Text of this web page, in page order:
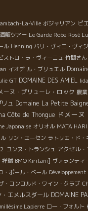
La-Ville ボジャリアン ピ
販ツアー Le Garde Robe Rosé
ル Henning パリ・ヴィニ・ヴィ
ストロ・ラ・ヴィーニュ 竹間さん
イオデ ル・ブリュエル
GT DOMAINE DES AMIEL
ーヌ・プリューレ・ロック 農
ュ Domaine La Petite
Côte de Thongue ドメー
Japonaise オリオル MATA HARI
リン・ユーセン ラトリエ・ド・
ユンヌ・トランシュ アクセル
祥瑞 BMO Kiritani] ヴァランティ
・ポール・ベール
・コンコルド・ワイン・クラブ
エメルスダール DOMAINE
Lapierre ロー・フォルト